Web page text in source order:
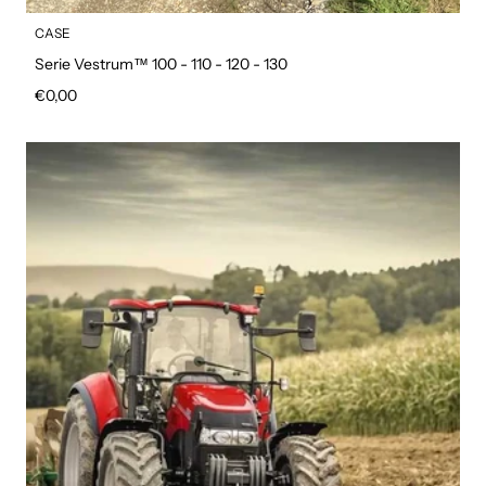
CASE
Serie Vestrum™ 100 - 110 - 120 - 130
Prezzo regolare
€0,00